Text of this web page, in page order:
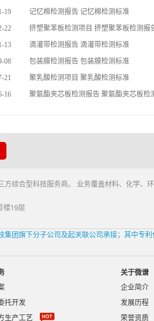
19 记忆棉检测报告 记忆棉检测标准
22 挤塑聚苯板检测项目 挤塑聚苯板检测报
13 滴灌带检测报告 滴灌带检测标准
08 包装膜检测报告 包装膜检测标准
21 聚乳酸检测项目 聚乳酸检测标准
16 聚氨酯夹芯板检测报告 聚氨酯夹芯板检
综合型科技服务商。 业务覆盖材料、化学、
楼19层
团旗下分子公司及起关联公司承接；其中专
托开发
生产工艺
关于微谱
企业简介
发展历程
荣誉资质